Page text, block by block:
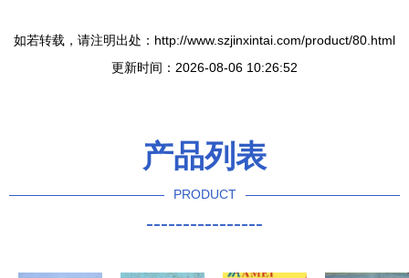
如若转载，请注明出处：http://www.szjinxintai.com/product/80.html
更新时间：2026-08-06 10:26:52
产品列表
PRODUCT
----------------